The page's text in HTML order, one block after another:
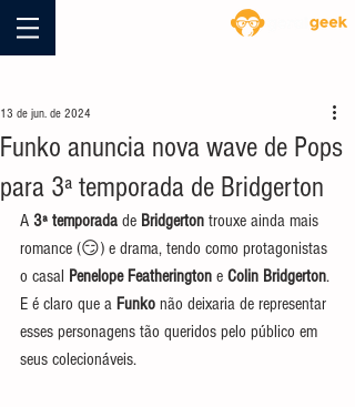
Funko anuncia nova wave de Pops
para 3ª temporada de Bridgerton
13 de jun. de 2024
A 3ª temporada de Bridgerton trouxe ainda mais
romance (😏) e drama, tendo como protagonistas
o casal Penelope Featherington e Colin Bridgerton.
E é claro que a Funko não deixaria de representar
esses personagens tão queridos pelo público em
seus colecionáveis.